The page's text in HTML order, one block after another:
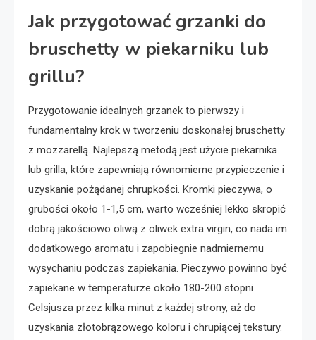
Jak przygotować grzanki do
bruschetty w piekarniku lub
grillu?
Przygotowanie idealnych grzanek to pierwszy i
fundamentalny krok w tworzeniu doskonałej bruschetty
z mozzarellą. Najlepszą metodą jest użycie piekarnika
lub grilla, które zapewniają równomierne przypieczenie i
uzyskanie pożądanej chrupkości. Kromki pieczywa, o
grubości około 1-1,5 cm, warto wcześniej lekko skropić
dobrą jakościowo oliwą z oliwek extra virgin, co nada im
dodatkowego aromatu i zapobiegnie nadmiernemu
wysychaniu podczas zapiekania. Pieczywo powinno być
zapiekane w temperaturze około 180-200 stopni
Celsjusza przez kilka minut z każdej strony, aż do
uzyskania złotobrązowego koloru i chrupiącej tekstury.